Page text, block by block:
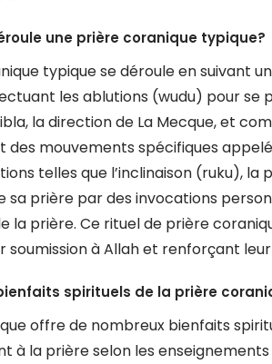
une prière coranique typique?
typique se déroule en suivant
les ablutions (wudu) pour se
la direction de La Mecque, et
mouvements spécifiques
telles que l’inclinaison (ruku), la
prière par des invocations
la prière. Ce rituel de prière
soumission à Allah et renforçant leur
spirituels de la prière
offre de nombreux bienfaits
à la prière selon les